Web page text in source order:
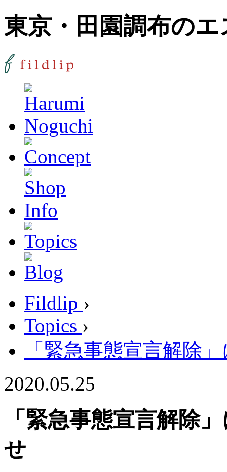
東京・田園調布の
Fildlip ›
Topics ›
「緊急事態宣言解除
2020.05.25
「緊急事態宣言解除
せ